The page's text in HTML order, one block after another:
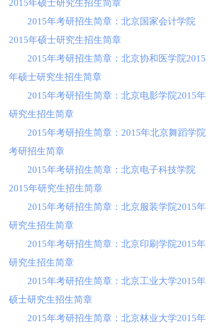
2015年硕士研究生招生简章
2015年考研招生简章：北京国家会计学院
2015年硕士研究生招生简章
2015年考研招生简章：北京协和医学院2015
年硕士研究生招生简章
2015年考研招生简章：北京电影学院2015年
研究生招生简章
2015年考研招生简章：2015年北京舞蹈学院
考研招生简章
2015年考研招生简章：北京电子科技学院
2015年研究生招生简章
2015年考研招生简章：北京服装学院2015年
研究生招生简章
2015年考研招生简章：北京印刷学院2015年
研究生招生简章
2015年考研招生简章：北京工业大学2015年
硕士研究生招生简章
2015年考研招生简章：北京林业大学2015年